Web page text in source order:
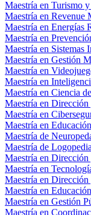
Maestría en Turismo
Maestría en Revenue
Maestría en Energías
Maestría en
Maestría en Sistemas
Maestría en Gestión
Maestría en
Maestría en
Maestría en Ciencia
Maestría en
Maestría en
Maestría en
Maestría de
Maestría de
Maestría en
Maestría en
Maestría en
Maestría en Educación
Maestría en Gestión
Maestría en